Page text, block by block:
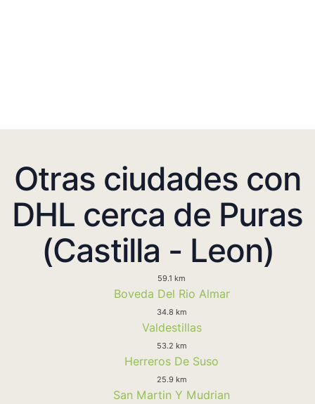
Otras ciudades con
DHL cerca de Puras
(Castilla - Leon)
59.1 km
Boveda Del Rio Almar
34.8 km
Valdestillas
53.2 km
Herreros De Suso
25.9 km
San Martin Y Mudrian